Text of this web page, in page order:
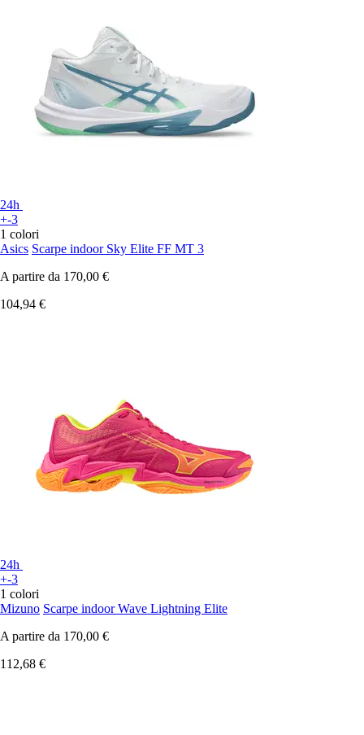
24h
+-3
1 colori
Asics Scarpe indoor Sky Elite FF MT 3
A partire da 170,00 €
104,94 €
24h
+-3
1 colori
Mizuno Scarpe indoor Wave Lightning Elite
A partire da 170,00 €
112,68 €